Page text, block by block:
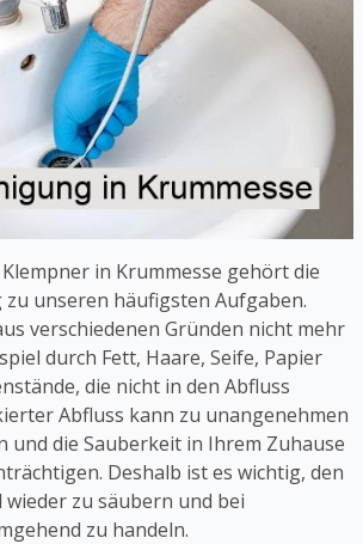
in Krummesse gehört die
unseren häufigsten Aufgaben.
verschiedenen Gründen nicht mehr
durch Fett, Haare, Seife, Papier
die nicht in den Abfluss
Abfluss kann zu unangenehmen
und die Sauberkeit in Ihrem Zuhause
Deshalb ist es wichtig, den
zu säubern und bei
zu handeln.